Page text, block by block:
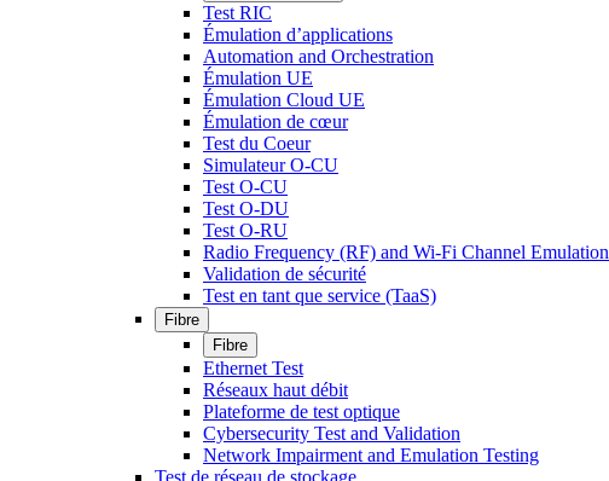
Test RIC
Émulation d’applications
Automation and Orchestration
Émulation UE
Émulation Cloud UE
Émulation de cœur
Test du Coeur
Simulateur O-CU
Test O-CU
Test O-DU
Test O-RU
Radio Frequency (RF) and Wi-Fi Channel Emulation
Validation de sécurité
Test en tant que service (TaaS)
Fibre
Fibre
Ethernet Test
Réseaux haut débit
Plateforme de test optique
Cybersecurity Test and Validation
Network Impairment and Emulation Testing
Test de réseau de stockage